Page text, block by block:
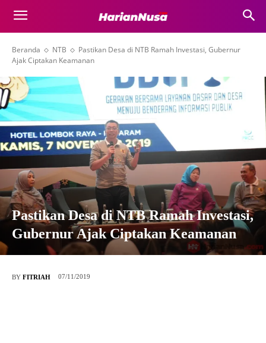
Beranda NTB
Pastikan Desa di NTB Ramah Investasi, Gubernur
Ajak Ciptakan Keamanan
Pastikan Desa di NTB Ramah Investasi,
Gubernur Ajak Ciptakan Keamanan
BY FITRIAH 07/11/2019